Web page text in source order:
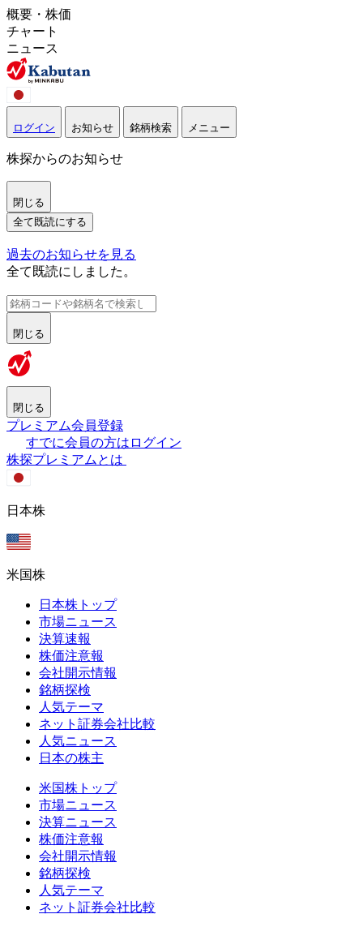
概要・株価
チャート
ニュース
ログイン お知らせ 銘柄検索 メニュー
株探からのお知らせ
閉じる
全て既読にする
過去のお知らせを見る
全て既読にしました。
閉じる
閉じる
プレミアム会員登録
すでに会員の方はログイン
株探プレミアムとは
日本株
米国株
日本株トップ
市場ニュース
決算速報
株価注意報
会社開示情報
銘柄探検
人気テーマ
ネット証券会社比較
人気ニュース
日本の株主
米国株トップ
市場ニュース
決算ニュース
株価注意報
会社開示情報
銘柄探検
人気テーマ
ネット証券会社比較